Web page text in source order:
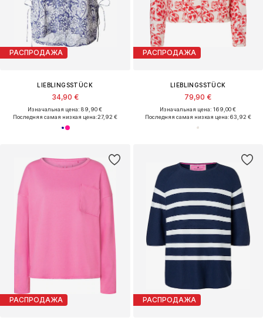
РАСПРОДАЖА
LIEBLINGSSTÜCK
34,90 €
Изначальная цена: 89,90 €
Последняя самая низкая цена:27,92 €
РАСПРОДАЖА
LIEBLINGSSTÜCK
79,90 €
Изначальная цена: 169,00 €
Последняя самая низкая цена:63,92 €
РАСПРОДАЖА РАСПРОДАЖА